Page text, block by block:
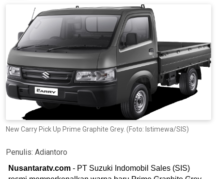
New Carry Pick Up Prime Graphite Grey. (Foto: Istimewa/SIS)
Penulis: Adiantoro
Nusantaratv.com - PT Suzuki Indomobil Sales (SIS)